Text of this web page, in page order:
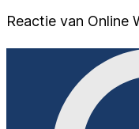
Reactie van Online